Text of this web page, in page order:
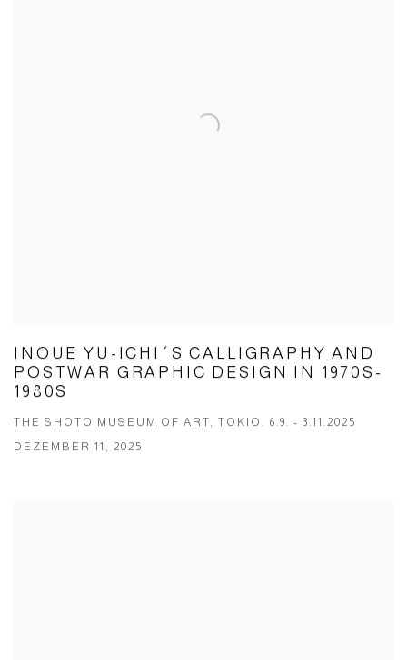
INOUE YU-ICHI´S CALLIGRAPHY AND
POSTWAR GRAPHIC DESIGN IN 1970S-
1980S
THE SHOTO MUSEUM OF ART, TOKIO. 6.9. - 3.11.2025
DEZEMBER 11, 2025